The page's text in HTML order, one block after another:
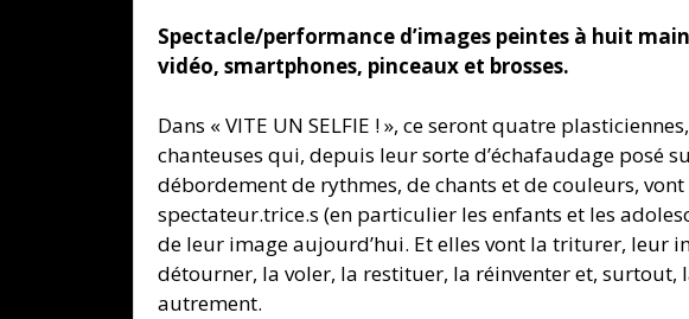
Spectacle/performance d’images peintes à huit
vidéo, smartphones, pinceaux et brosses.
Dans « VITE UN SELFIE ! », ce seront quatre
chanteuses qui, depuis leur sorte d’échafaudage posé
débordement de rythmes, de chants et de couleurs,
spectateur.trice.s (en particulier les enfants et les
de leur image aujourd’hui. Et elles vont la triturer, leur
détourner, la voler, la restituer, la réinventer et, surtout,
autrement.